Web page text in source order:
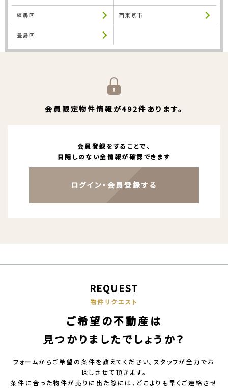
練馬区 西東京市
豊島区
会員限定物件情報が492件あります。
会員登録をすることで、
目隠しのない全情報が確認できます
ログイン・会員登録する
REQUEST
物件リクエスト
ご希望の不動産は
見つかりましたでしょうか？
フォームからご希望の条件を教えてください。スタッフが全力でお
探しさせて頂きます。
条件に合った物件が売りに出た際には、どこよりも早くご連絡させ